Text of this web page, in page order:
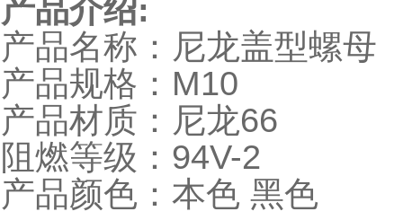
产品介绍:
产品名称： 尼龙盖型螺母
产品规格：M10
产品材质：尼龙66
阻燃等级：94V-2
产品颜色：本色 黑色